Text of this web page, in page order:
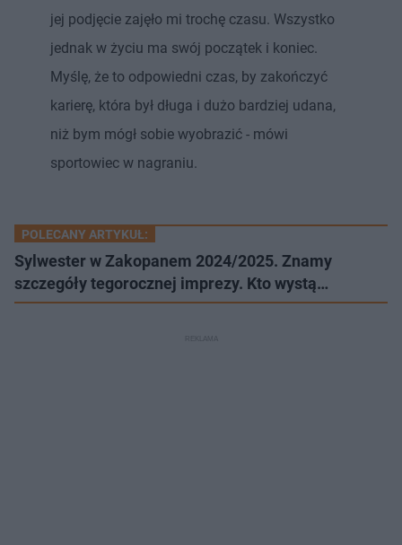
jej podjęcie zajęło mi trochę czasu. Wszystko
jednak w życiu ma swój początek i koniec.
Myślę, że to odpowiedni czas, by zakończyć
karierę, która był długa i dużo bardziej udana,
niż bym mógł sobie wyobrazić - mówi
sportowiec w nagraniu.
POLECANY ARTYKUŁ:
Sylwester w Zakopanem 2024/2025. Znamy
szczegóły tegorocznej imprezy. Kto wystą…